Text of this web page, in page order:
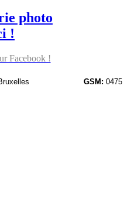
photo
!
Facebook !
GSM: